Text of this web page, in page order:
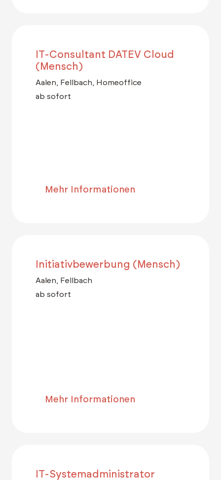
IT-Consultant DATEV Cloud
(Mensch)
Aalen, Fellbach, Homeoffice
ab sofort
Mehr Informationen
Initiativbewerbung (Mensch)
Aalen, Fellbach
ab sofort
Mehr Informationen
IT-Systemadministrator